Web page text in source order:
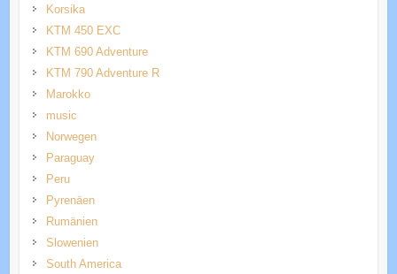
Korsika
KTM 450 EXC
KTM 690 Adventure
KTM 790 Adventure R
Marokko
music
Norwegen
Paraguay
Peru
Pyrenäen
Rumänien
Slowenien
South America